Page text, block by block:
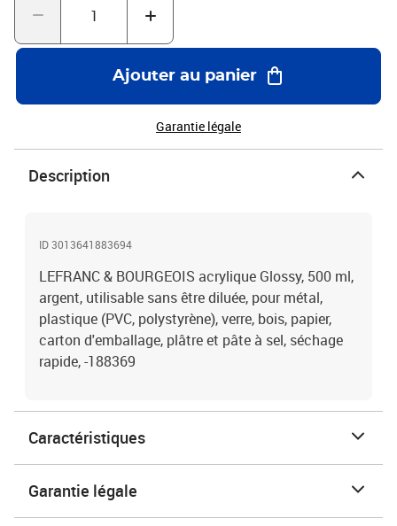
Ajouter au panier
Garantie légale
Description
ID 3013641883694
LEFRANC & BOURGEOIS acrylique Glossy, 500 ml,
argent, utilisable sans être diluée, pour métal,
plastique (PVC, polystyrène), verre, bois, papier,
carton d'emballage, plâtre et pâte à sel, séchage
rapide, -188369
Caractéristiques
Garantie légale